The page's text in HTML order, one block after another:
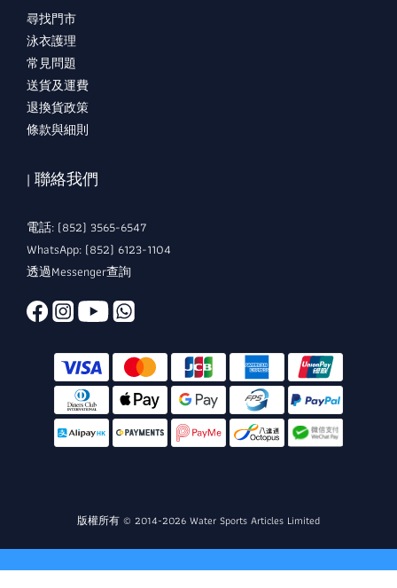
尋找門市
泳衣護理
常見問題
送貨及運費
退換貨政策
條款與細則
| 聯絡我們
電話: (852) 3565-6547
WhatsApp: (852) 6123-1104
透過Messenger查詢
版權所有 © 2014-2026 Water Sports Articles Limited